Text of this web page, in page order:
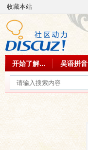
收藏本站
开始了解... 吴语拼音